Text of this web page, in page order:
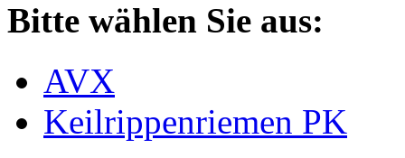
Bitte wählen Sie aus:
AVX
Keilrippenriemen PK